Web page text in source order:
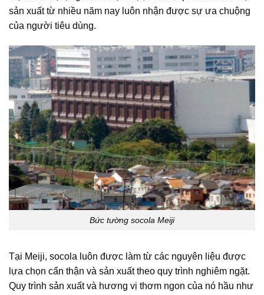
sản xuất từ nhiều năm nay luôn nhận được sự ưa chuộng
của người tiêu dùng.
Bức tường socola Meiji
Tại Meiji, socola luôn được làm từ các nguyên liệu được
lựa chọn cẩn thận và sản xuất theo quy trình nghiêm ngặt.
Quy trình sản xuất và hương vị thơm ngon của nó hầu như